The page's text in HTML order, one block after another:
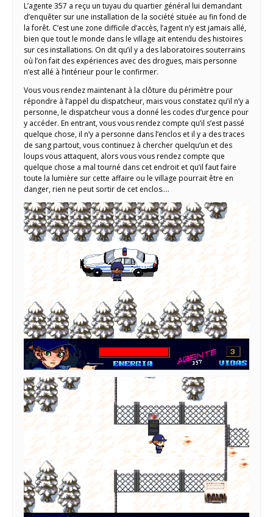
L’agente 357 a reçu un tuyau du quartier général lui demandant
d’enquêter sur une installation de la société située au fin fond de
la forêt. C’est une zone difficile d’accès, l’agent n’y est jamais allé,
bien que tout le monde dans le village ait entendu des histoires
sur ces installations. On dit qu’il y a des laboratoires souterrains
où l’on fait des expériences avec des drogues, mais personne
n’est allé à l’intérieur pour le confirmer.
Vous vous rendez maintenant à la clôture du périmètre pour
répondre à l’appel du dispatcheur, mais vous constatez qu’il n’y a
personne, le dispatcheur vous a donné les codes d’urgence pour
y accéder. En entrant, vous vous rendez compte qu’il s’est passé
quelque chose, il n’y a personne dans l’enclos et il y a des traces
de sang partout, vous continuez à chercher quelqu’un et des
loups vous attaquent, alors vous vous rendez compte que
quelque chose a mal tourné dans cet endroit et qu’il faut faire
toute la lumière sur cette affaire ou le village pourrait être en
danger, rien ne peut sortir de cet enclos….